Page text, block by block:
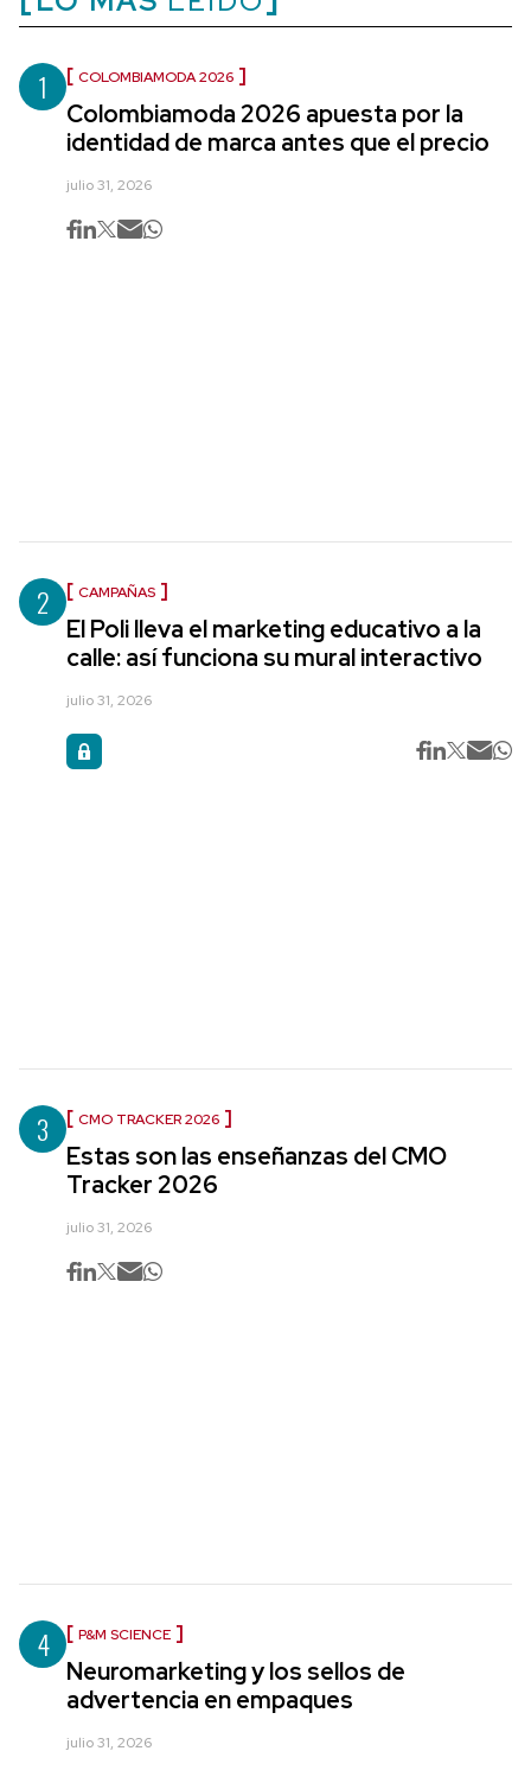
1 COLOMBIAMODA 2026
Colombiamoda 2026 apuesta por la
identidad de marca antes que el precio
julio 31, 2026
2 CAMPAÑAS
El Poli lleva el marketing educativo a la
calle: así funciona su mural interactivo
julio 31, 2026
3 CMO TRACKER 2026
Estas son las enseñanzas del CMO
Tracker 2026
julio 31, 2026
4 P&M SCIENCE
Neuromarketing y los sellos de
advertencia en empaques
julio 31, 2026